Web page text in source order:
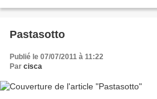
Pastasotto
Publié le 07/07/2011 à 11:22
Par cisca